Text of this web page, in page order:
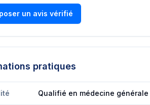
un avis vérifié
pratiques
Qualifié en médecine générale